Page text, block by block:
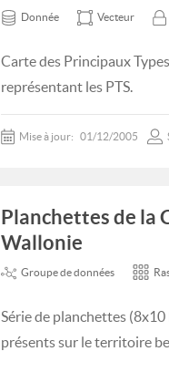
Donnée Vecteur
Carte des Principaux
représentant les PTS.
Mise à jour: 01/12/2005
Planchettes de la
Wallonie
Groupe de données
Série de planchettes
présents sur le territoire